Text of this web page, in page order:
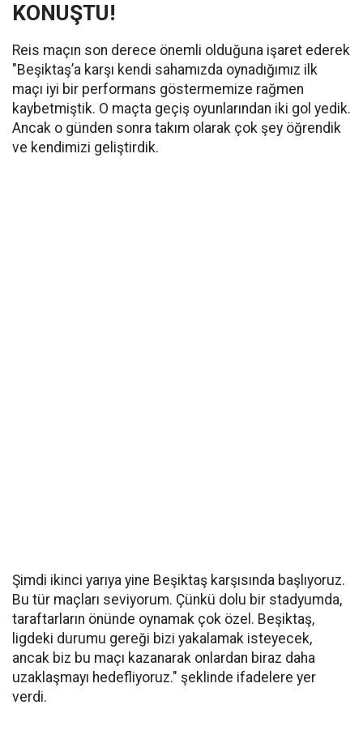
KONUŞTU!
Reis maçın son derece önemli olduğuna işaret ederek
"Beşiktaş’a karşı kendi sahamızda oynadığımız ilk
maçı iyi bir performans göstermemize rağmen
kaybetmiştik. O maçta geçiş oyunlarından iki gol yedik.
Ancak o günden sonra takım olarak çok şey öğrendik
ve kendimizi geliştirdik.
Şimdi ikinci yarıya yine Beşiktaş karşısında başlıyoruz.
Bu tür maçları seviyorum. Çünkü dolu bir stadyumda,
taraftarların önünde oynamak çok özel. Beşiktaş,
ligdeki durumu gereği bizi yakalamak isteyecek,
ancak biz bu maçı kazanarak onlardan biraz daha
uzaklaşmayı hedefliyoruz." şeklinde ifadelere yer
verdi.